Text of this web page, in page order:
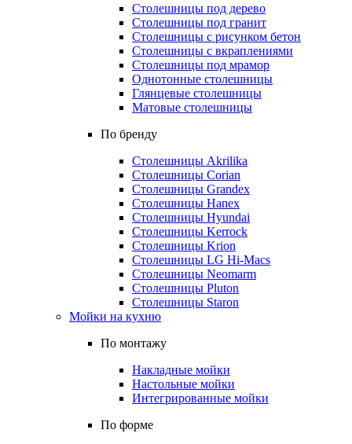
Столешницы под дерево
Столешницы под гранит
Столешницы с рисунком бетон
Столешницы с вкраплениями
Столешницы под мрамор
Однотонные столешницы
Глянцевые столешницы
Матовые столешницы
По бренду
Столешницы Akrilika
Столешницы Corian
Столешницы Grandex
Столешницы Hanex
Столешницы Hyundai
Столешницы Kerrock
Столешницы Krion
Столешницы LG Hi-Macs
Столешницы Neomarm
Столешницы Pluton
Столешницы Staron
Мойки на кухню
По монтажу
Накладные мойки
Настольные мойки
Интегрированные мойки
По форме